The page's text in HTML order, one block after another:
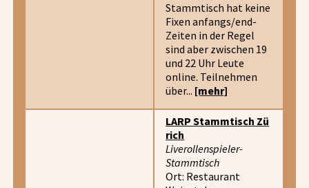
Stammtisch hat keine
Fixen anfangs/end-
Zeiten in der Regel
sind aber zwischen 19
und 22 Uhr Leute
online. Teilnehmen
über... [mehr]
LARP Stammtisch Zü
rich
Liverollenspieler-
Stammtisch
Ort: Restaurant